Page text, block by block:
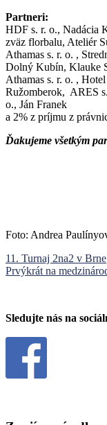
Partneri:
HDF s. r. o., Nadácia
zväz florbalu, Ateliér
Athamas s. r. o. ,
Dolný Kubín, Klauke
Athamas s. r. o. ,
Ružomberok, ARES
o., Ján Franek
a 2% z príjmu z
Ďakujeme všetkým
Foto: Andrea
Navigácia
v
11. Turnaj 2na2 v Brne
Prvýkrát na
Sledujte nás na